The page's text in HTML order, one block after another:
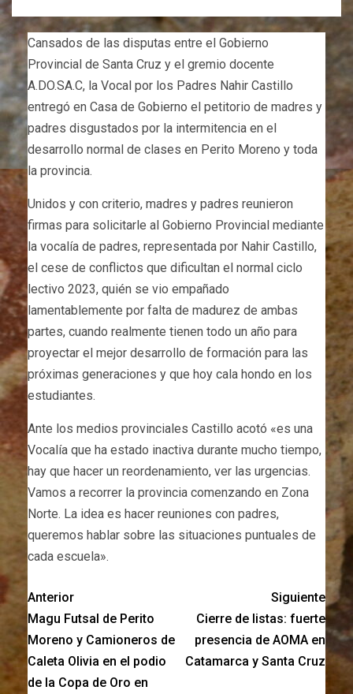
Cansados de las disputas entre el Gobierno
Provincial de Santa Cruz y el gremio docente
A.DO.SA.C, la Vocal por los Padres Nahir Castillo
entregó en Casa de Gobierno el petitorio de madres y
padres disgustados por la intermitencia en el
desarrollo normal de clases en Perito Moreno y toda
la provincia.
Unidos y con criterio, madres y padres reunieron
firmas para solicitarle al Gobierno Provincial mediante
la vocalía de padres, representada por Nahir Castillo,
el cese de conflictos que dificultan el normal ciclo
lectivo 2023, quién se vio empañado
lamentablemente por falta de madurez de ambas
partes, cuando realmente tienen todo un año para
proyectar el mejor desarrollo de formación para las
próximas generaciones y que hoy cala hondo en los
estudiantes.
Ante los medios provinciales Castillo acotó «es una
Vocalía que ha estado inactiva durante mucho tiempo,
hay que hacer un reordenamiento, ver las urgencias.
Vamos a recorrer la provincia comenzando en Zona
Norte. La idea es hacer reuniones con padres,
queremos hablar sobre las situaciones puntuales de
cada escuela».
Anterior
Magu Futsal de Perito
Moreno y Camioneros de
Caleta Olivia en el podio
de la Copa de Oro en
Siguiente
Cierre de listas: fuerte
presencia de AOMA en
Catamarca y Santa Cruz